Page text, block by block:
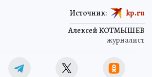
Алексей КОТМЫШЕВ
журналист
Источник: kp.ru